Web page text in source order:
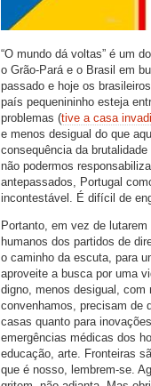
“O mundo dá voltas” é um
o Grão-Pará e o Brasil em
passado e hoje os
país pequenininho esteja
problemas (tive a casa
e menos desigual do que
consequência da
não podermos
antepassados, Portugal
incontestável. É difícil de
Portanto, em vez de
humanos dos partidos de
o caminho da escuta, para
aproveite a busca por uma
digno, menos desigual, com
convenhamos, precisam de
casas quanto para
emergências médicas dos
educação, arte. Fronteiras
que é nosso, lembrem-se.